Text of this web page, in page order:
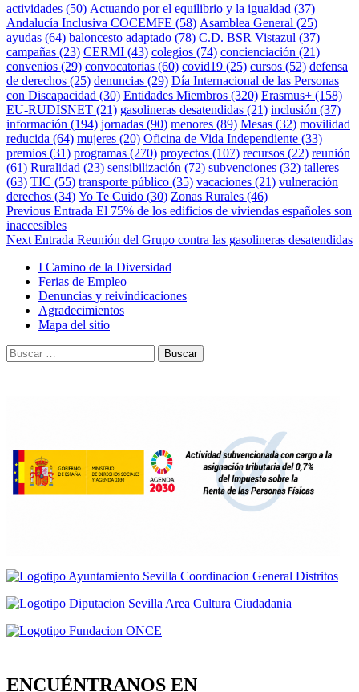
actividades (50) Actuando por el equilibrio y la igualdad (37)
Andalucía Inclusiva COCEMFE (58) Asamblea General (25)
ayudas (64) baloncesto adaptado (78) C.D. BSR Vistazul (37)
campañas (23) CERMI (43) colegios (74) concienciación (21)
convenios (29) convocatorias (60) covid19 (25) cursos (52) defensa
de derechos (25) denuncias (29) Día Internacional de las Personas
con Discapacidad (30) Entidades Miembros (320) Erasmus+ (158)
EU-RUDISNET (21) gasolineras desatendidas (21) inclusión (37)
información (194) jornadas (90) menores (89) Mesas (32) movilidad
reducida (64) mujeres (20) Oficina de Vida Independiente (33)
premios (31) programas (270) proyectos (107) recursos (22) reunión
(61) Ruralidad (23) sensibilización (72) subvenciones (32) talleres
(63) TIC (55) transporte público (35) vacaciones (21) vulneración
derechos (34) Yo Te Cuido (30) Zonas Rurales (46)
Navegación
de
Previous Entrada El 75% de los edificios de viviendas españoles son
inaccesibles
Next Entrada Reunión del Grupo contra las gasolineras desatendidas
I Camino de la Diversidad
Ferias de Empleo
Denuncias y reivindicaciones
Agradecimientos
Mapa del sitio
Buscar:
ENCUÉNTRANOS EN